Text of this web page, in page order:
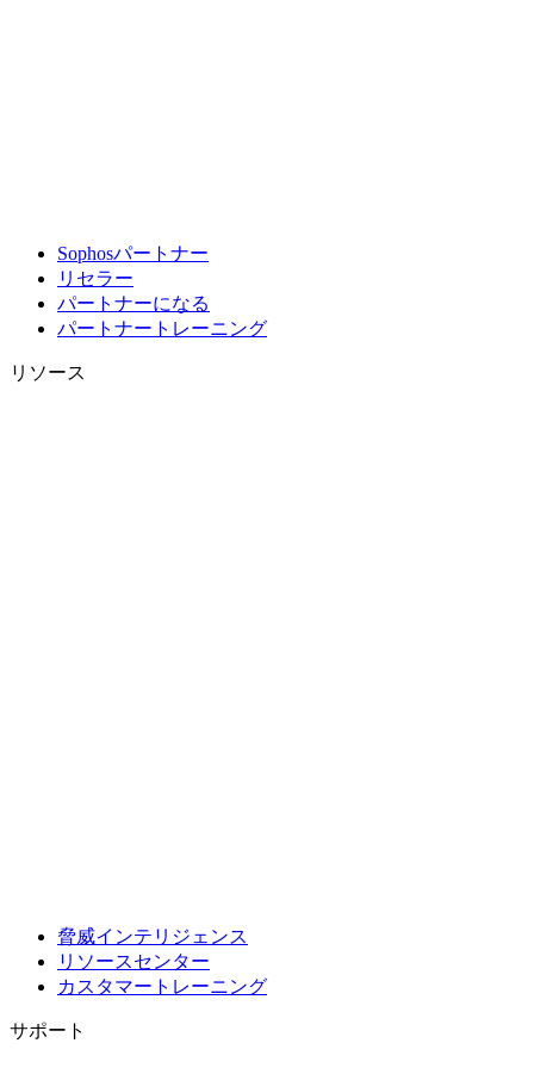
Sophosパートナー
リセラー
パートナーになる
パートナートレーニング
リソース
脅威インテリジェンス
リソースセンター
カスタマートレーニング
サポート